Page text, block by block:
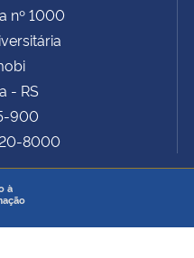
nº 1000
- RS
900
8000
à